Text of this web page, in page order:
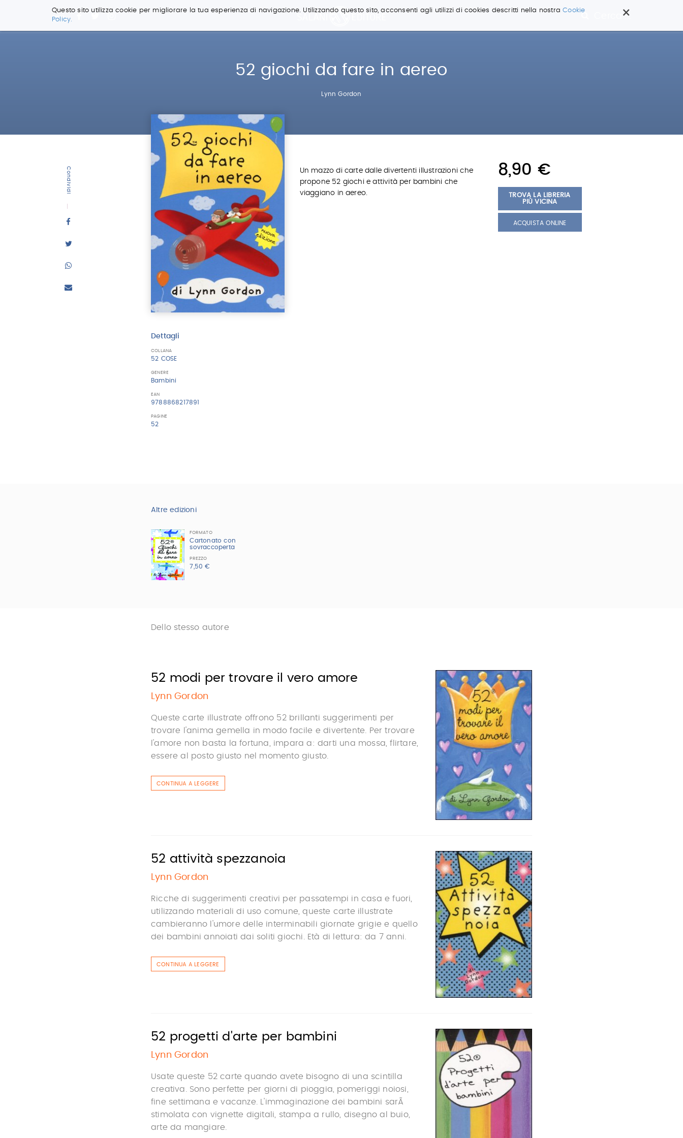
×
Questo sito utilizza cookie per migliorare la tua esperienza di navigazione. Utilizzando questo sito, acconsenti agli utilizzi di cookies descritti nella nostraCookie
Policy.
Cerca ...
52 giochi da fare in aereo
Lynn Gordon
Condividi
Dettagli
COLLANA
52 COSE
GENERE
Bambini
EAN
9788868217891
PAGINE
52
Un mazzo di carte dalle divertenti illustrazioni che
propone 52 giochi e attività per bambini che
viaggiano in aereo.
8,90 €
TROVA LA LIBRERIA
PIÙ VICINA
ACQUISTA ONLINE
Altre edizioni
FORMATO
Cartonato con
sovraccoperta
PREZZO
7,50 €
Dello stesso autore
52 modi per trovare il vero amore
Lynn Gordon
Queste carte illustrate offrono 52 brillanti suggerimenti per
trovare l'anima gemella in modo facile e divertente. Per trovare
l'amore non basta la fortuna, impara a: darti una mossa, flirtare,
essere al posto giusto nel momento giusto.
CONTINUA A LEGGERE
52 attività spezzanoia
Lynn Gordon
Ricche di suggerimenti creativi per passatempi in casa e fuori,
utilizzando materiali di uso comune, queste carte illustrate
cambieranno l'umore delle interminabili giornate grigie e quello
dei bambini annoiati dai soliti giochi. Età di lettura: da 7 anni.
CONTINUA A LEGGERE
52 progetti d'arte per bambini
Lynn Gordon
Usate queste 52 carte quando avete bisogno di una scintilla
creativa. Sono perfette per giorni di pioggia, pomeriggi noiosi,
fine settimana e vacanze. L'immaginazione dei bambini sarÃ
stimolata con vignette digitali, stampa a rullo, disegno al buio,
arte da mangiare.